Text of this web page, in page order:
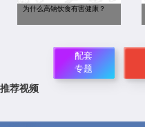
为什么高钠饮食有害健康？
配套
专题
推荐视频